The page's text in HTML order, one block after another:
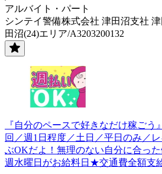
アルバイト・パート
シンテイ警備株式会社 津田沼支社
田沼(24)エリア/A3203200132
『自分のペースで好きなだけ稼ごう
回／週1日程度／土日／平日のみ／
ぶOKだよ！無理のない自分に合っ
週水曜日がお給料日★交通費全額支